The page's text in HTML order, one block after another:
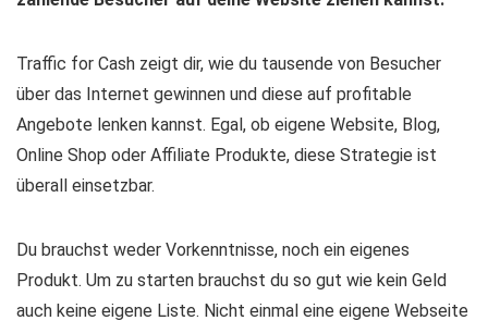
Traffic for Cash zeigt dir, wie du tausende von Besucher
über das Internet gewinnen und diese auf profitable
Angebote lenken kannst. Egal, ob eigene Website, Blog,
Online Shop oder Affiliate Produkte, diese Strategie ist
überall einsetzbar.
Du brauchst weder Vorkenntnisse, noch ein eigenes
Produkt. Um zu starten brauchst du so gut wie kein Geld
auch keine eigene Liste. Nicht einmal eine eigene Webseite